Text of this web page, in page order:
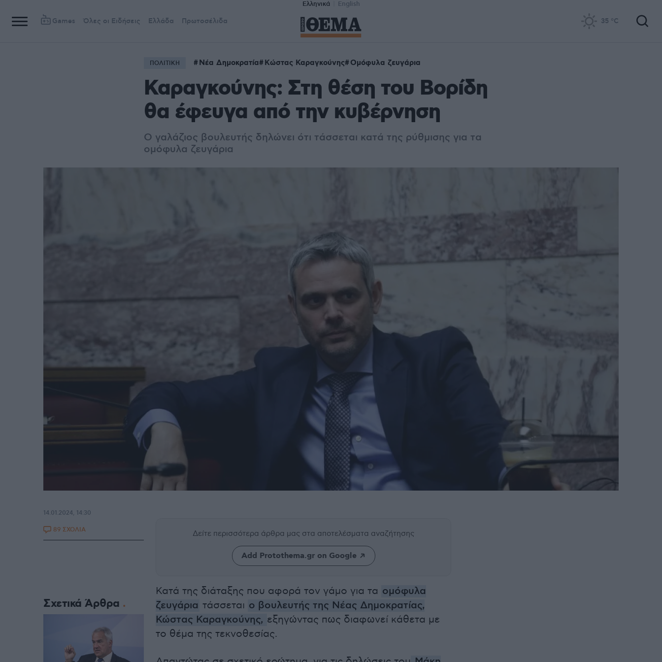
Ελληνικά English
Games Όλες οι Ειδήσεις Ελλάδα Πρωτοσέλιδα 35 °C
ΠΟΛΙΤΙΚΗ Νέα Δημοκρατία Κώστας Καραγκούνης Ομόφυλα ζευγάρια
Καραγκούνης: Στη θέση του Βορίδη
θα έφευγα από την κυβέρνηση
Ο γαλάζιος βουλευτής δηλώνει ότι τάσσεται κατά της ρύθμισης για τα
ομόφυλα ζευγάρια
Δείτε περισσότερα άρθρα μας στα αποτελέσματα αναζήτησης
Add Protothema.gr on Google
Κατά της διάταξης που αφορά τον γάμο για τα ομόφυλα
ζευγάρια τάσσεται ο βουλευτής της Νέας Δημοκρατίας,
Κώστας Καραγκούνης, εξηγώντας πως διαφωνεί κάθετα με
το θέμα της τεκνοθεσίας.
14.01.2024, 14:30
89 ΣΧΟΛΙΑ
Σχετικά Άρθρα